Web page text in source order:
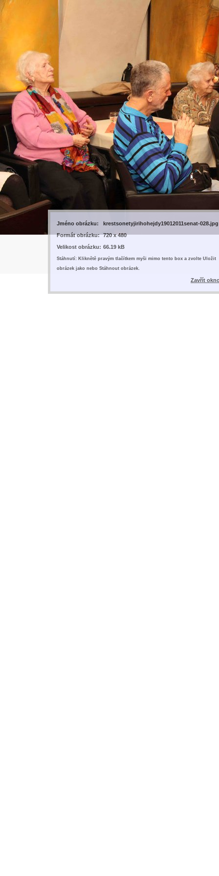
Jméno obrázku:
krestsonetyjirihohejdy19012011senat-028.jpg
Formát obrázku: 720 x 480
Velikost obrázku: 66.19 kB
Stáhnutí: Kliknětě pravým tlačítkem myši mimo tento box a zvolte Uložit
obrázek jako nebo Stáhnout obrázek.
Zavřít